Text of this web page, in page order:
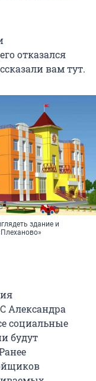
отказался
вам тут.
здание и
Александра
социальные
будут